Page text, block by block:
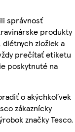
správnosť
produkty
zložiek a
prečítať etiketu
poskytnuté na
o akýchkoľvek
zákaznícky
značky Tesco.